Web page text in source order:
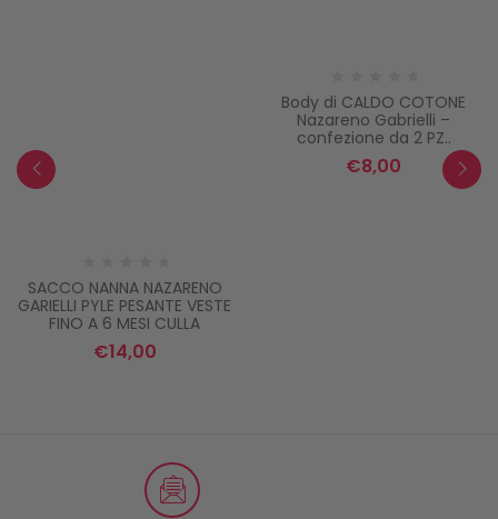
SACCO NANNA NAZARENO
GARIELLI PYLE PESANTE VESTE
FINO A 6 MESI CULLA
€14,00
Body di CALDO COTONE
Nazareno Gabrielli –
confezione da 2 PZ..
€8,00